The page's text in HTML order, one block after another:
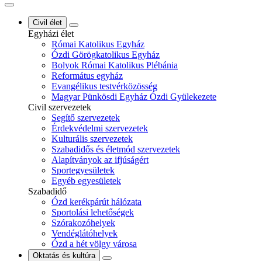
Civil élet
Egyházi élet
Római Katolikus Egyház
Ózdi Görögkatolikus Egyház
Bolyok Római Katolikus Plébánia
Református egyház
Evangélikus testvérközösség
Magyar Pünkösdi Egyház Ózdi Gyülekezete
Civil szervezetek
Segítő szervezetek
Érdekvédelmi szervezetek
Kulturális szervezetek
Szabadidős és életmód szervezetek
Alapítványok az ifjúságért
Sportegyesületek
Egyéb egyesületek
Szabadidő
Ózd kerékpárút hálózata
Sportolási lehetőségek
Szórakozóhelyek
Vendéglátóhelyek
Ózd a hét völgy városa
Oktatás és kultúra